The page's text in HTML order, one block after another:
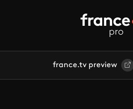
france.tv preview